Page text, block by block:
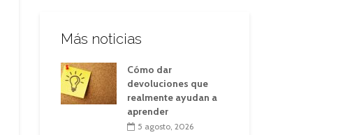
Más noticias
Cómo dar
devoluciones que
realmente ayudan a
aprender
5 agosto, 2026